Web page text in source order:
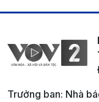
Trưởng ban: Nhà